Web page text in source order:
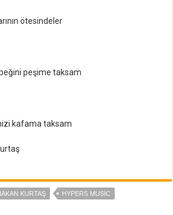
ötesindeler
peşime taksam
kafama taksam
KURTAŞ HYPERS MUSIC